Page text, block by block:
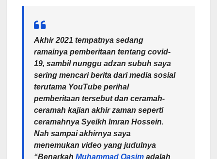
Akhir 2021 tempatnya sedang
ramainya pemberitaan tentang covid-
19, sambil nunggu adzan subuh saya
sering mencari berita dari media sosial
terutama YouTube perihal
pemberitaan tersebut dan ceramah-
ceramah kajian akhir zaman seperti
ceramahnya Syeikh Imran Hossein.
Nah sampai akhirnya saya
menemukan video yang judulnya
“Benarkah Muhammad Qasim adalah